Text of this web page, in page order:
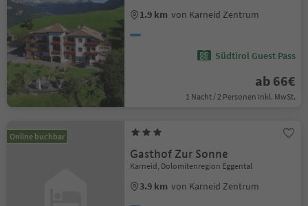
1.9 km von Karneid Zentrum
Südtirol Guest Pass
ab 66€
1 Nacht / 2 Personen Inkl. MwSt.
Online buchbar
Gasthof Zur Sonne
Karneid, Dolomitenregion Eggental
3.9 km von Karneid Zentrum